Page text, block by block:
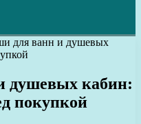
для ванн и душевых
душевых кабин:
покупкой